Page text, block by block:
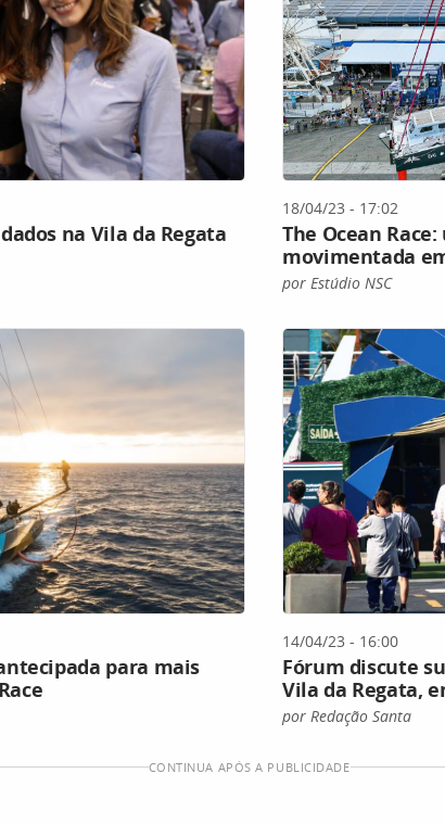
na Vila da Regata
18/04/23 - 17:02
The Ocean
movimentada
por Estúdio NSC
para mais
14/04/23 - 16:00
Fórum discute
Vila da Regata,
por Redação Santa
CONTINUA APÓS A PUBLICIDADE